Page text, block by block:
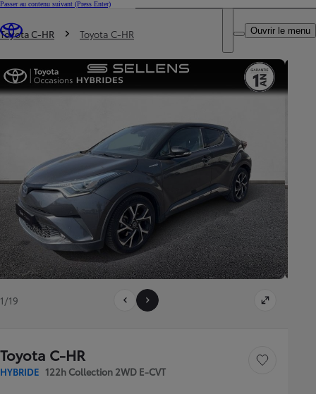
Passer au contenu suivant (Press Enter)
Trouvez un partenaire Toyota
DEALER NAME
Ouvrir le menu
Vous êtes ici
Toyota C-HR Toyota C-HR
1/19
Toyota C-HR
HYBRIDE 122h Collection 2WD E-CVT
Sauvegarder le